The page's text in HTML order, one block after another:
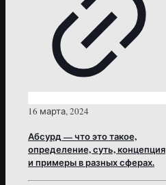
16 марта, 2024
Абсурд — что это такое,
определение, суть, концепция
и примеры в разных сферах.